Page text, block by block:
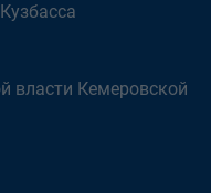
власти Кемеровской